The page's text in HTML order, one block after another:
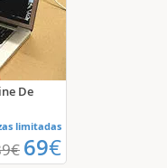
De
limitadas
€ 69€